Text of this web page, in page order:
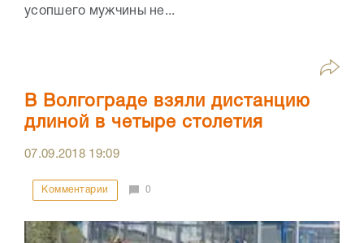
усопшего мужчины не...
В Волгограде взяли дистанцию
длиной в четыре столетия
07.09.2018 19:09
Комментарии 0